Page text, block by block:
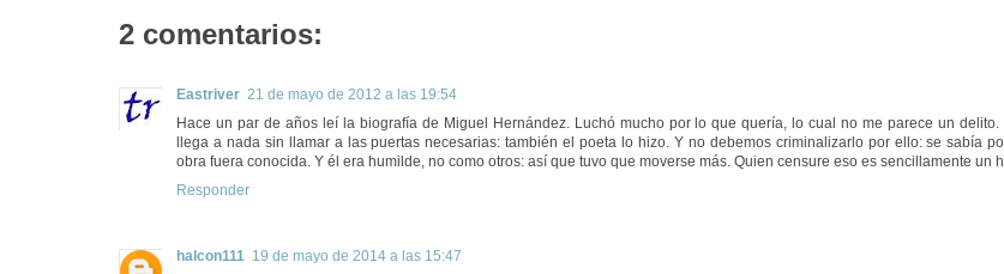
2 comentarios:
Eastriver 21 de mayo de 2012 a las 19:54
Hace un par de años leí la biografía de Miguel Hernández. Luchó mucho por lo que quería, lo cual no me parece un
llega a nada sin llamar a las puertas necesarias: también el poeta lo hizo. Y no debemos criminalizarlo por ello: se sabía
obra fuera conocida. Y él era humilde, no como otros: así que tuvo que moverse más. Quien censure eso es sencillamente un
Responder
halcon111 19 de mayo de 2014 a las 15:47